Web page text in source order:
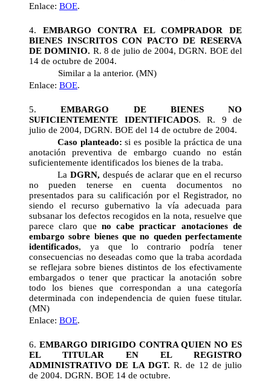
Enlace: BOE.
4. EMBARGO CONTRA EL COMPRADOR DE
BIENES INSCRITOS CON PACTO DE RESERVA
DE DOMINIO. R. 8 de julio de 2004, DGRN. BOE del
14 de octubre de 2004.
Similar a la anterior. (MN)
Enlace: BOE.
5.EMBARGO DE BIENES NO
SUFICIENTEMENTE IDENTIFICADOS. R. 9 de
julio de 2004, DGRN. BOE del 14 de octubre de 2004.
Caso planteado: si es posible la práctica de una
anotación preventiva de embargo cuando no están
suficientemente identificados los bienes de la traba.
La DGRN,después de aclarar que en el recurso
no pueden tenerse en cuenta documentos no
presentados para su calificación por el Registrador, no
siendo el recurso gubernativo la vía adecuada para
subsanar los defectos recogidos en la nota, resuelve que
parece claro que no cabe practicar anotaciones de
embargo sobre bienes que no queden perfectamente
identificados, ya que lo contrario podría tener
consecuencias no deseadas como que la traba acordada
se reflejara sobre bienes distintos de los efectivamente
embargados o tener que practicar la anotación sobre
todo los bienes que correspondan a una categoría
determinada con independencia de quien fuese titular.
(MN)
Enlace: BOE.
6. EMBARGO DIRIGIDO CONTRA QUIEN NO ES
EL TITULAR EN EL REGISTRO
ADMINISTRATIVO DE LA DGT. R. de 12 de julio
de 2004. DGRN. BOE 14 de octubre.